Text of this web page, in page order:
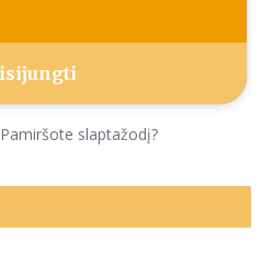
Pamiršote slaptažodį?